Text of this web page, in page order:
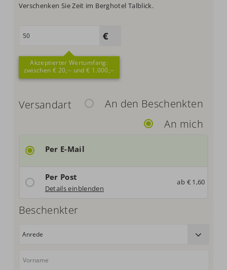
Verschenken Sie Zeit im Berghotel Talblick.
Akzeptierter Wertumfang:
zwischen € 20,-- und € 1.000,--
Versandart
An den Beschenkten
An mich
Per E-Mail
ab € 1,60
Per Post
Details einblenden
Deutschland: € 1,60
Beschenkter